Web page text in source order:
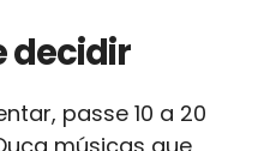
decidir
passe 10 a 20